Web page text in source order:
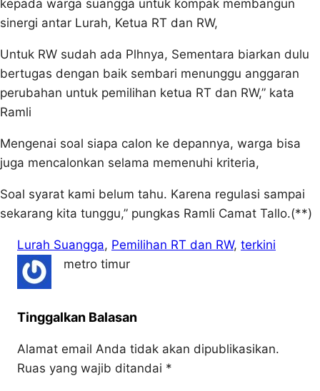
kepada warga suangga untuk kompak membangun
sinergi antar Lurah, Ketua RT dan RW,
Untuk RW sudah ada Plhnya, Sementara biarkan dulu
bertugas dengan baik sembari menunggu anggaran
perubahan untuk pemilihan ketua RT dan RW,” kata
Ramli
Mengenai soal siapa calon ke depannya, warga bisa
juga mencalonkan selama memenuhi kriteria,
Soal syarat kami belum tahu. Karena regulasi sampai
sekarang kita tunggu,” pungkas Ramli Camat Tallo.(**)
Lurah Suangga, Pemilihan RT dan RW, terkini
metro timur
Tinggalkan Balasan
Alamat email Anda tidak akan dipublikasikan.
Ruas yang wajib ditandai *